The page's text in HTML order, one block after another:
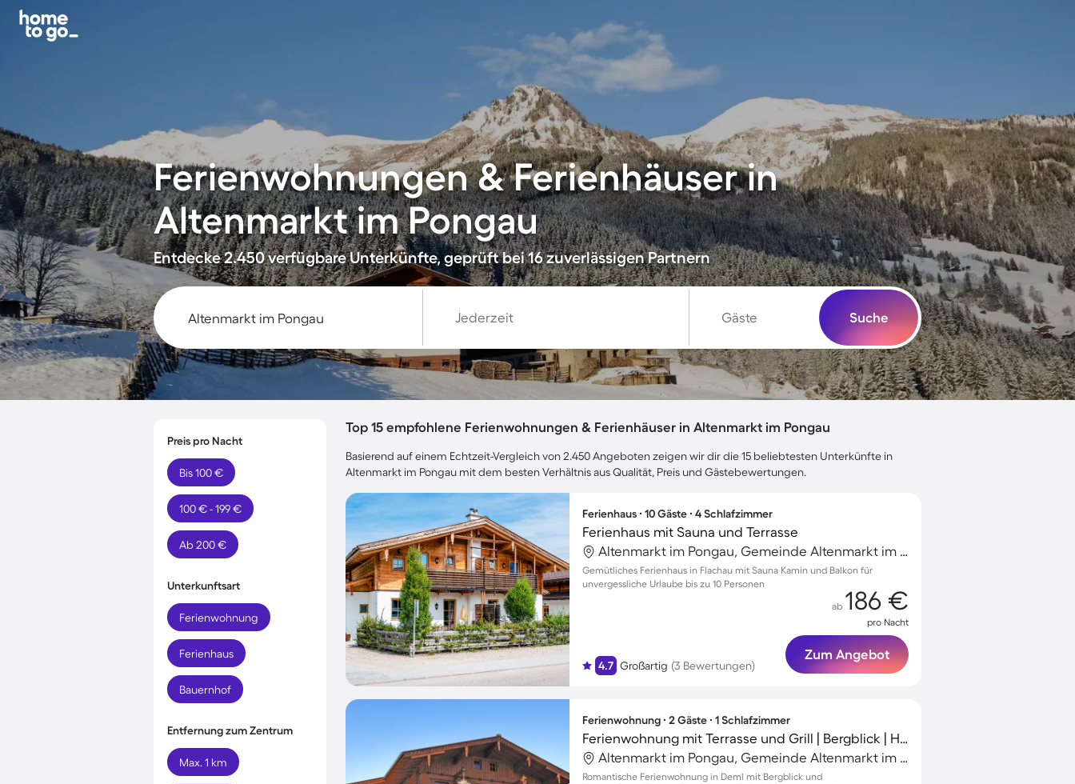
Ferienwohnungen & Ferienhäuser in
Altenmarkt im Pongau
Entdecke 2.450 verfügbare Unterkünfte, geprüft bei 16 zuverlässigen Partnern
Jederzeit Gäste Suche
Preis pro Nacht
Bis 100 €
100 € - 199 €
Ab 200 €
Unterkunftsart
Ferienwohnung
Ferienhaus
Bauernhof
Entfernung zum Zentrum
Max. 1 km
Top 15 empfohlene Ferienwohnungen & Ferienhäuser in Altenmarkt im Pongau
Basierend auf einem Echtzeit-Vergleich von 2.450 Angeboten zeigen wir dir die 15 beliebtesten Unterkünfte in
Altenmarkt im Pongau mit dem besten Verhältnis aus Qualität, Preis und Gästebewertungen.
Ferienhaus ∙ 10 Gäste ∙ 4 Schlafzimmer
Ferienhaus mit Sauna und Terrasse
Altenmarkt im Pongau, Gemeinde Altenmarkt im Pongau, Österreich
Gemütliches Ferienhaus in Flachau mit Sauna Kamin und Balkon für
unvergessliche Urlaube bis zu 10 Personen
4.7 Großartig (3 Bewertungen)
ab 186 €
pro Nacht
Zum Angebot
Ferienwohnung ∙ 2 Gäste ∙ 1 Schlafzimmer
Ferienwohnung mit Terrasse und Grill | Bergblick | Haustierfreundlich
Altenmarkt im Pongau, Gemeinde Altenmarkt im Pongau, Österreich
Romantische Ferienwohnung in Deml mit Bergblick und